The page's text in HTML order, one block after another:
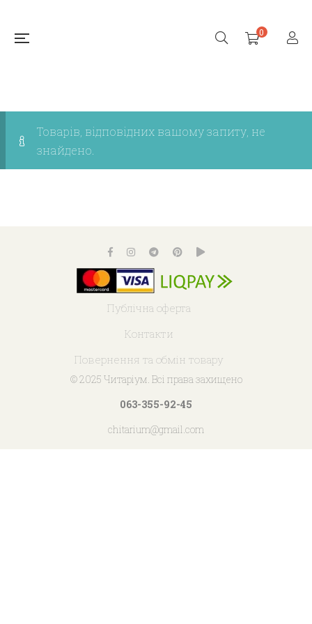
0
Товарів, відповідних вашому запиту, не
знайдено.
Публічна оферта
Контакти
Повернення та обмін товару
© 2025 Читаріум. Всі права захищено
063-355-92-45
chitarium@gmail.com